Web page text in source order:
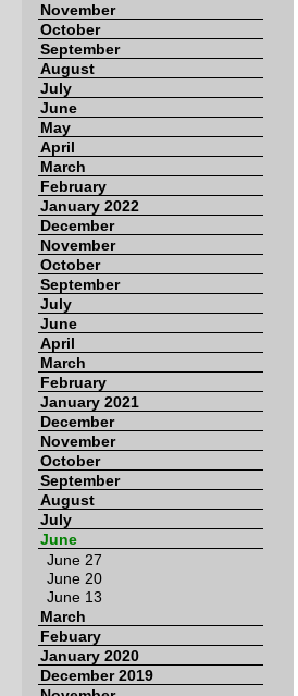
November
October
September
August
July
June
May
April
March
February
January 2022
December
November
October
September
July
June
April
March
February
January 2021
December
November
October
September
August
July
June
June 27
June 20
June 13
March
Febuary
January 2020
December 2019